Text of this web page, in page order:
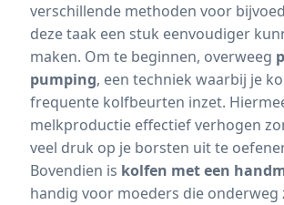
verschillende methoden voor
deze taak een stuk eenvoudiger
maken. Om te beginnen, overweeg
pumping, een techniek waarbij je
frequente kolfbeurten inzet.
melkproductie effectief verhogen
veel druk op je borsten uit te
Bovendien is kolfen met een
handig voor moeders die onderweg